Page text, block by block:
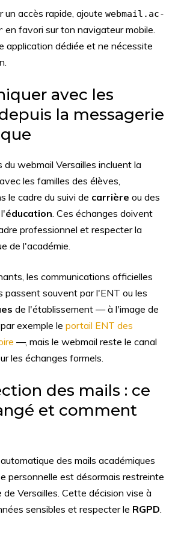
un accès rapide, ajoute webmail.ac-
en favori sur ton navigateur mobile.
application dédiée et ne nécessite
avec les
la messagerie
du webmail Versailles incluent la
les familles des élèves,
le cadre du suivi de carrière ou des
éducation . Ces échanges doivent
professionnel et respecter la
de l'académie.
les communications officielles
passent souvent par l'ENT ou les
de l'établissement — à l'image de
exemple le portail ENT des
—, mais le webmail reste le canal
les échanges formels.
des mails : ce
et comment
automatique des mails académiques
personnelle est désormais restreinte
de Versailles. Cette décision vise à
sensibles et respecter le RGPD